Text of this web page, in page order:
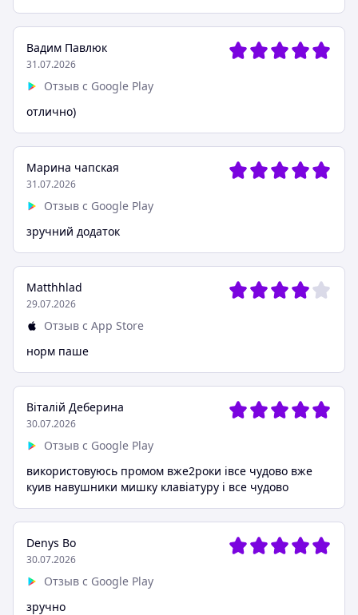
Вадим Павлюк
31.07.2026
Отзыв с Google Play
отлично)
Марина чапская
31.07.2026
Отзыв с Google Play
зручний додаток
Matthhlad
29.07.2026
Отзыв с App Store
норм паше
Віталій Деберина
30.07.2026
Отзыв с Google Play
використовуюсь промом вже2роки івсе чудово вже
куив навушники мишку клавіатуру і все чудово
Denys Bo
30.07.2026
Отзыв с Google Play
зручно